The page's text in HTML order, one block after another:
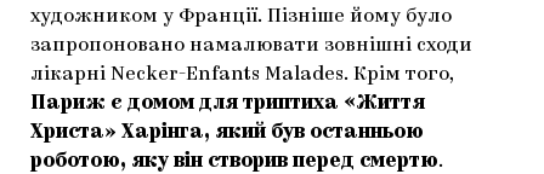
художником у Франції. Пізніше йому було
запропоновано намалювати зовнішні сходи
лікарні Necker-Enfants Malades. Крім того,
Париж є домом для триптиха «Життя
Христа» Харінга, який був останньою
роботою, яку він створив перед смертю.